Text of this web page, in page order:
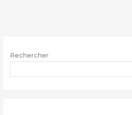
Henri
–
Rechercher